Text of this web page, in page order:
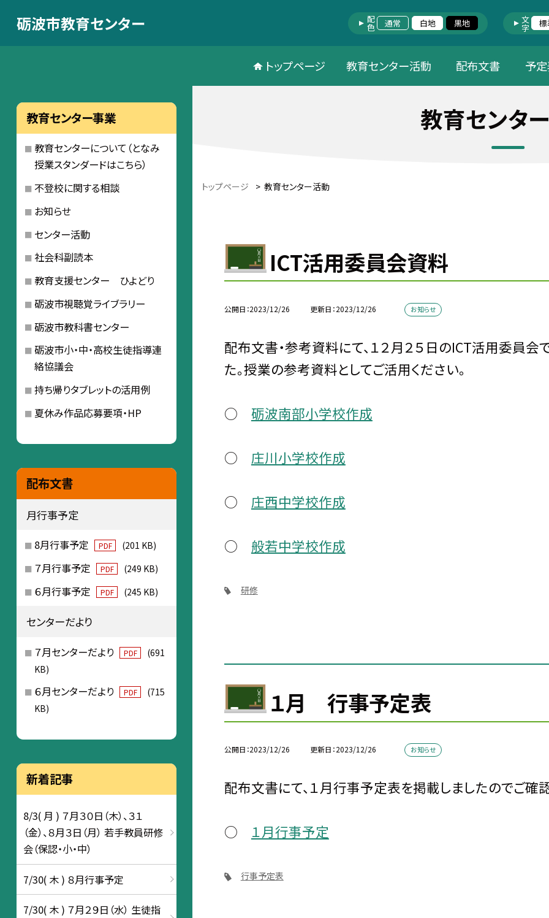
砺波市教育センター 配色 通常 白地 黒地 文字
トップページ 教育センター活動 配布文書 予
教育センタ
トップページ > 教育センター活動
ICT活用委員会資料
公開日 2023/12/26 更新日 2023/12/26 お知らせ
配布文書・参考資料にて、１２月２５日のICT活用委員
た。授業の参考資料としてご活用ください。
○ 砺波南部小学校作成
○ 庄川小学校作成
○ 庄西中学校作成
○ 般若中学校作成
研修
１月 行事予定表
公開日 2023/12/26 更新日 2023/12/26 お知らせ
配布文書にて、１月行事予定表を掲載しましたのでご確認
○ １月行事予定
行事予定表
教育センター事業
教育センターについて（となみ
授業スタンダードはこちら）
不登校に関する相談
お知らせ
センター活動
社会科副読本
教育支援センター ひよどり
砺波市視聴覚ライブラリー
砺波市教科書センター
砺波市小・中・高校生徒指導連
絡協議会
持ち帰りタブレットの活用例
夏休み作品応募要項・HP
配布文書
月行事予定
8月行事予定 PDF (201 KB)
７月行事予定 PDF (249 KB)
６月行事予定 PDF (245 KB)
センターだより
７月センターだより PDF
(691
KB)
６月センターだより PDF
(715
KB)
新着記事
8/3( 月 ) ７月３０日（木）、３１
（金）、８月３日（月） 若手教員研修
会（保認・小・中）
7/30( 木 ) ８月行事予定
7/30( 木 ) ７月２９日（水） 生徒指